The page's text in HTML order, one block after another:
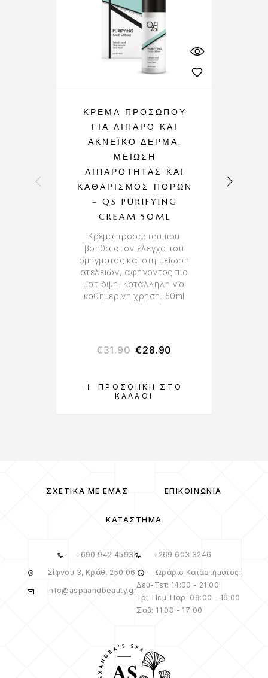
ΠΡΟΣΘΉΚΗ ΣΤΟ
ΚΑΛΆΘΙ
ΚΡΈΜΑ ΠΡΟΣΏΠΟΥ
ΓΙΑ ΛΙΠΑΡΌ ΚΑΙ
ΑΚΝΕΪΚΌ ΔΈΡΜΑ,
ΜΕΊΩΣΗ
ΛΙΠΑΡΌΤΗΤΑΣ ΚΑΙ
ΚΑΘΑΡΙΣΜΌΣ ΠΌΡΩΝ
– QS PURIFYING
CREAM 50ML
Κρέμα προσώπου που
βοηθά στον έλεγχο του
σμήγματος και στη μείωση
ατελειών, αφήνοντας πιο
ματ όψη. Κατάλληλη για
καθημερινή χρήση. 50ml
€31.90 €28.90
ΣΧΕΤΙΚΆ ΜΕ ΕΜΆΣ ΕΠΙΚΟΙΝΩΝΊΑ
ΚΑΤΆΣΤΗΜΑ
+690 942 4593
+269 603 3246
Σίφνου 3, Κράθι 250 06
info@aspaandbeauty.gr
Ωράριο Καταστήματος:
Δευ-Τετ: 14:00 - 21:00
Τρι-Πεμ-Παρ: 09:00 - 16:00
Σαβ: 11:00 - 17:00